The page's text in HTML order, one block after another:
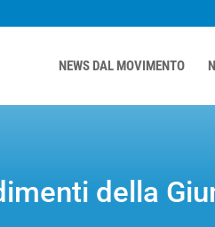
NEWS DAL MOVIMENTO
della